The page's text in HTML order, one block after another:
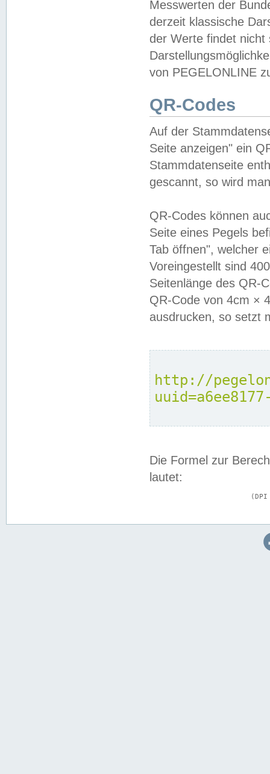
Messwerten der
derzeit klassische
der Werte findet
von PEGELONLINE
QR-Codes
Auf der
Seite anzeigen" ein
Stammdatenseite
gescannt, so wird
QR-Codes können
Seite eines Pegels
Tab öffnen", welcher
Voreingestellt sind
Seitenlänge des QR-
QR-Code von 4cm ×
ausdrucken, so setzt
http://
Die Formel zur
lautet: